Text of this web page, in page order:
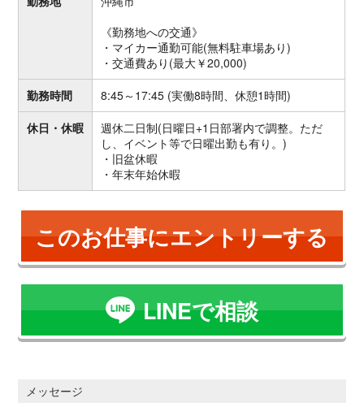
《勤務地への交通》
・マイカー通勤可能(無料駐車場あり)
・交通費あり(最大￥20,000)
勤務時間
8:45～17:45 (実働8時間、休憩1時間)
休日・休暇
週休二日制(日曜日+1日部署内で調整。ただ
し、イベント等で日曜出勤も有り。)
・旧盆休暇
・年末年始休暇
このお仕事にエントリーする
LINEで相談
メッセージ